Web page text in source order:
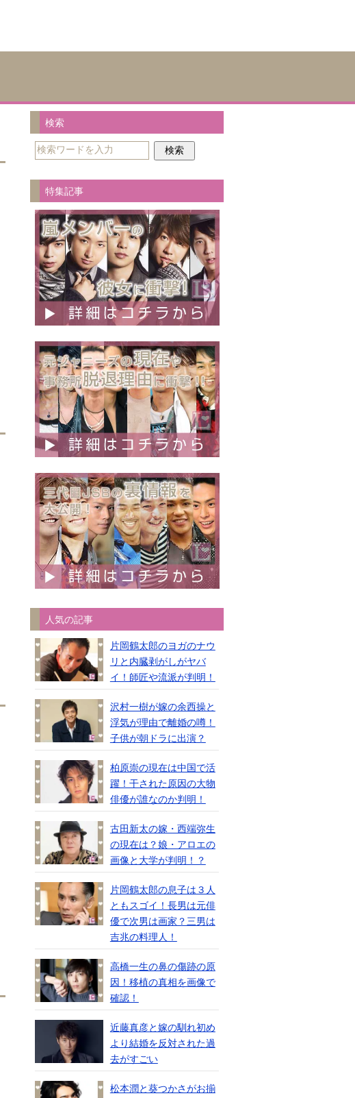
検索
特集記事
人気の記事
片岡鶴太郎のヨガのナウ
リと内臓剥がしがヤバ
イ！師匠や流派が判明！
沢村一樹が嫁の余西操と
浮気が理由で離婚の噂！
子供が朝ドラに出演？
柏原崇の現在は中国で活
躍！干された原因の大物
俳優が誰なのか判明！
古田新太の嫁・西端弥生
の現在は？娘・アロエの
画像と大学が判明！？
片岡鶴太郎の息子は３人
ともスゴイ！長男は元俳
優で次男は画家？三男は
吉兆の料理人！
高橋一生の鼻の傷跡の原
因！移植の真相を画像で
確認！
近藤真彦と嫁の馴れ初め
より結婚を反対された過
去がすごい
松本潤と葵つかさがお揃